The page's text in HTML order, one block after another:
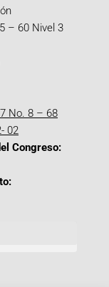
– 60 Nivel 3
No. 8 – 68
02
Congreso: